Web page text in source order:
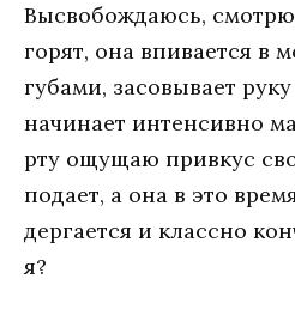
Высвобождаюсь, смотрю
горят, она впивается в
губами, засовывает
начинает интенсивно
рту ощущаю привкус
подает, а она в это
дергается и классно
я?